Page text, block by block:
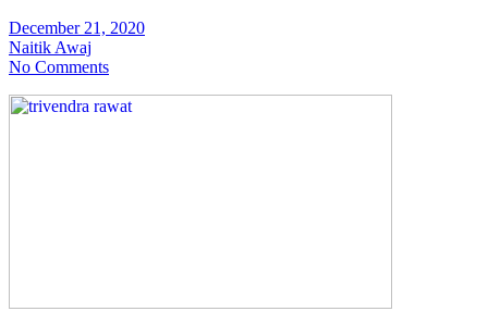
December 21, 2020
Naitik Awaj
No Comments